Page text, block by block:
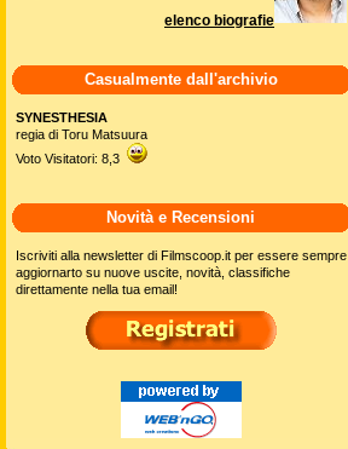
elenco biografie
Casualmente dall'archivio
SYNESTHESIA
regia di Toru Matsuura
Voto Visitatori: 8,3
Novità e Recensioni
Iscriviti alla newsletter di Filmscoop.it per essere sempre
aggiornarto su nuove uscite, novità, classifiche
direttamente nella tua email!